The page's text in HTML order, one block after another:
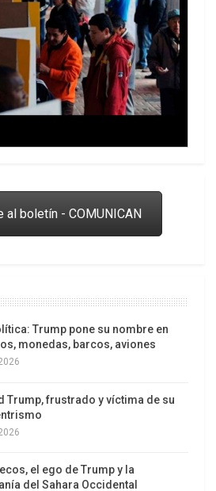
operación, afirmando que era
que buscaba «patrocinio
la historia de su padre. Sin
Bolsonaro no mencionó es
prisión investigado por el
de la historia de Brasil, que
la espalda a Trump
al boletín - COMUNICAN
Trump pone su nombre en
monedas, barcos, aviones
Trump, frustrado y víctima de su
el ego de Trump y la
del Sahara Occidental